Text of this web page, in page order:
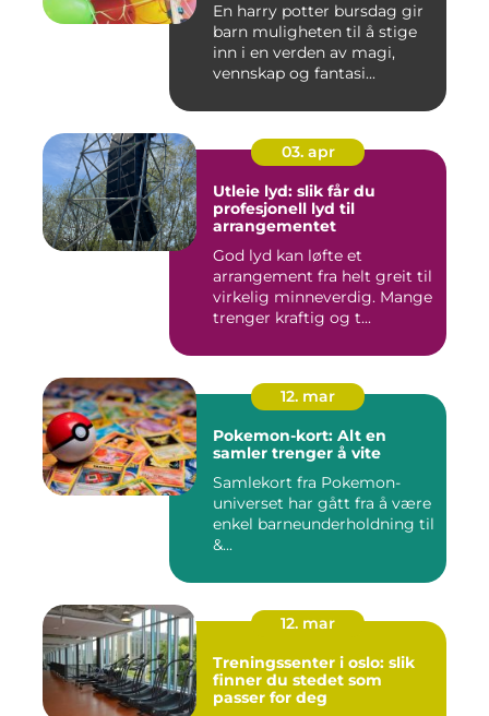
En harry potter bursdag gir
barn muligheten til å stige
inn i en verden av magi,
vennskap og fantasi...
03. apr
Utleie lyd: slik får du
profesjonell lyd til
arrangementet
God lyd kan løfte et
arrangement fra helt greit til
virkelig minneverdig. Mange
trenger kraftig og t...
12. mar
Pokemon-kort: Alt en
samler trenger å vite
Samlekort fra Pokemon-
universet har gått fra å være
enkel barneunderholdning til
&...
12. mar
Treningssenter i oslo: slik
finner du stedet som
passer for deg